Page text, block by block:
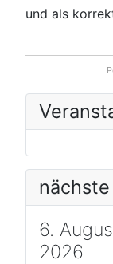
und als
6.
2026